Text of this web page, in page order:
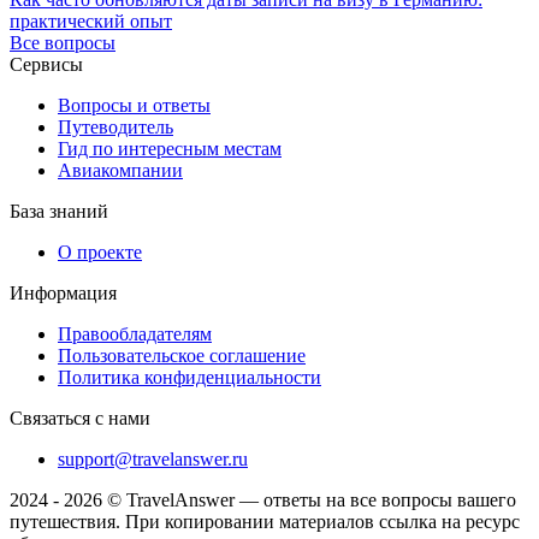
практический опыт
Все вопросы
Сервисы
Вопросы и ответы
Путеводитель
Гид по интересным местам
Авиакомпании
База знаний
О проекте
Информация
Правообладателям
Пользовательское соглашение
Политика конфиденциальности
Связаться с нами
support@travelanswer.ru
2024 - 2026 © TravelAnswer — ответы на все вопросы вашего
путешествия. При копировании материалов ссылка на ресурс